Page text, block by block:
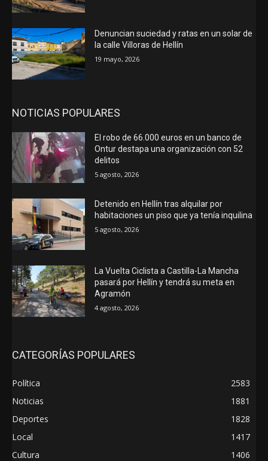
Denuncian suciedad y ratas en un solar de
la calle Villoras de Hellín
19 mayo, 2026
NOTICIAS POPULARES
El robo de 66.000 euros en un banco de
Ontur destapa una organización con 52
delitos
5 agosto, 2026
Detenido en Hellín tras alquilar por
habitaciones un piso que ya tenía inquilina
5 agosto, 2026
La Vuelta Ciclista a Castilla-La Mancha
pasará por Hellín y tendrá su meta en
Agramón
4 agosto, 2026
CATEGORÍAS POPULARES
Política
2583
Noticias
1881
Deportes
1828
Local
1417
Cultura
1406